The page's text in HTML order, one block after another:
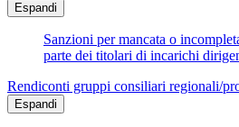
Espandi
Sanzioni per mancata o
parte dei titolari di incarichi
Rendiconti gruppi consiliari regionali/
Espandi